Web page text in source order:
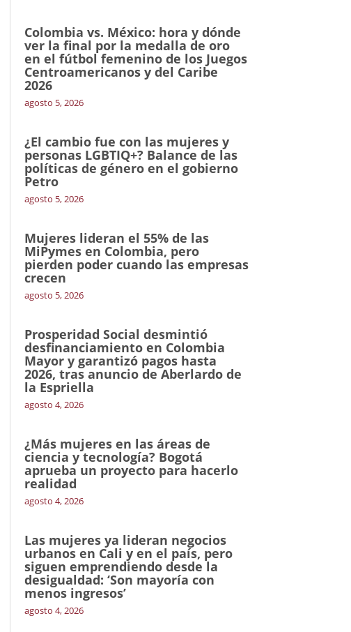
Colombia vs. México: hora y dónde
ver la final por la medalla de oro
en el fútbol femenino de los Juegos
Centroamericanos y del Caribe
2026
agosto 5, 2026
¿El cambio fue con las mujeres y
personas LGBTIQ+? Balance de las
políticas de género en el gobierno
Petro
agosto 5, 2026
Mujeres lideran el 55% de las
MiPymes en Colombia, pero
pierden poder cuando las empresas
crecen
agosto 5, 2026
Prosperidad Social desmintió
desfinanciamiento en Colombia
Mayor y garantizó pagos hasta
2026, tras anuncio de Aberlardo de
la Espriella
agosto 4, 2026
¿Más mujeres en las áreas de
ciencia y tecnología? Bogotá
aprueba un proyecto para hacerlo
realidad
agosto 4, 2026
Las mujeres ya lideran negocios
urbanos en Cali y en el país, pero
siguen emprendiendo desde la
desigualdad: ‘Son mayoría con
menos ingresos’
agosto 4, 2026